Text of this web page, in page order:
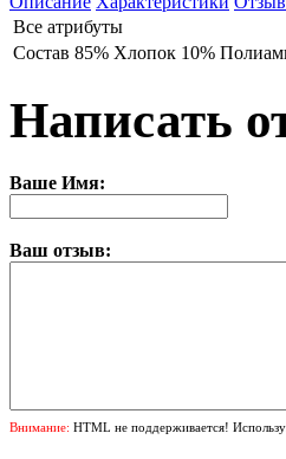
Все атрибуты
Состав 85% Хлопок 10%
Написать
Ваше Имя:
Ваш отзыв:
Внимание: HTML не поддерживается!